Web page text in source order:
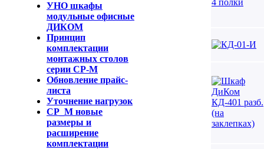
УНО шкафы
модульные офисные
ДИКОМ
Принцип
комплектации
монтажных столов
серии СР-М
Обновление прайс-
листа
Уточнение нагрузок
СР_М новые
размеры и
расширение
комплектации